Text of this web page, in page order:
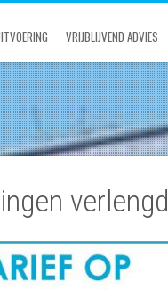
VRIJBLIJVEND ADVIES
verlengd